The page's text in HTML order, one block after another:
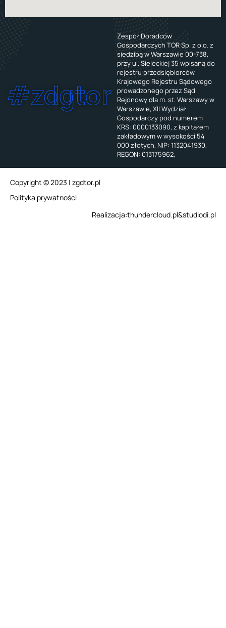
#zdgtor
Zespół Doradców
Gospodarczych TOR Sp. z o.o. z
siedzibą w Warszawie 00-738,
przy ul. Sieleckiej 35 wpisaną do
rejestru przedsiębiorców
Krajowego Rejestru Sądowego
prowadzonego przez Sąd
Rejonowy dla m. st. Warszawy w
Warszawie, XII Wydział
Gospodarczy pod numerem
KRS: 0000133090, z kapitałem
zakładowym w wysokości 54
000 złotych, NIP: 1132041930,
REGON: 013175962,
Copyright © 2023 | zgdtor.pl
Polityka prywatności
studiodi.pl
&
thundercloud.pl
Realizacja: